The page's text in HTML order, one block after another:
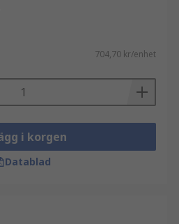
704,70 kr/enhet
i korgen
Datablad